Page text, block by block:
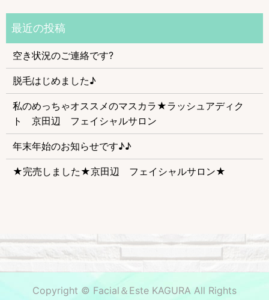
空き状況のご連絡です?
脱毛はじめました♪
私のめっちゃオススメのマスカラ★ラッシュアディク
ト 京田辺 フェイシャルサロン
年末年始のお知らせです♪♪
★完売しました★京田辺 フェイシャルサロン★
Copyright © Facial＆Este KAGURA All Rights